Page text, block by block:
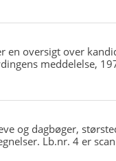
en oversigt over
meddelelse,
og dagbøger,
Lb.nr. 4 er